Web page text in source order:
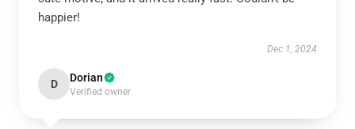
happier!
Dec 1, 2024
D Dorian
Verified owner